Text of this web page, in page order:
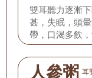
雙耳聽力逐漸
甚，失眠，頭
帶，口渴多飲
人參粥 耳